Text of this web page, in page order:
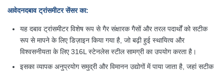
आवेदनदबाव ट्रांसमीटर सेंसर का:
यह दबाव ट्रांसमीटर विशेष रूप से गैर संक्षारक गैसों और तरल पदार्थों को सटीक
रूप से मापने के लिए डिज़ाइन किया गया है, जो बढ़ी हुई स्थायित्व और
विश्वसनीयता के लिए 316L स्टेनलेस स्टील सामग्री का उपयोग करता है।
इसका व्यापक अनुप्रयोग समुद्री और विमानन उद्योगों में पाया जाता है, जहां सटीक